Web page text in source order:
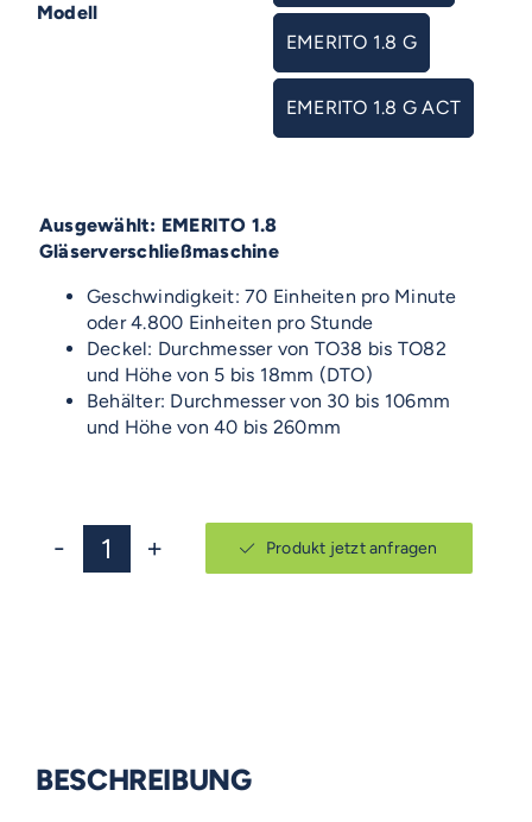
Modell
EMERITO 1.8 G
EMERITO 1.8 G ACT
EMERITO 1.8
Gläserverschließmaschine
Geschwindigkeit: 70 Einheiten pro Minute
oder 4.800 Einheiten pro Stunde
Deckel: Durchmesser von TO38 bis TO82
und Höhe von 5 bis 18mm (DTO)
Behälter: Durchmesser von 30 bis 106mm
und Höhe von 40 bis 260mm
EMERITO
Produkt jetzt anfragen
BESCHREIBUNG